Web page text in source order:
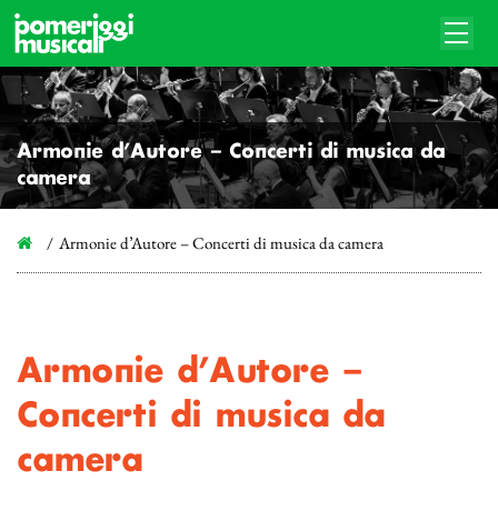
Armonie d’Autore – Concerti di musica da
camera
Armonie d’Autore – Concerti di musica da camera
Armonie d’Autore –
Concerti di musica da
camera